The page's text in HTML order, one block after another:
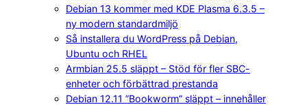
Debian 13 kommer med KDE Plasma 6.3.5 –
ny modern standardmiljö
Så installera du WordPress på Debian,
Ubuntu och RHEL
Armbian 25.5 släppt – Stöd för fler SBC-
enheter och förbättrad prestanda
Debian 12.11 ”Bookworm” släppt – innehåller